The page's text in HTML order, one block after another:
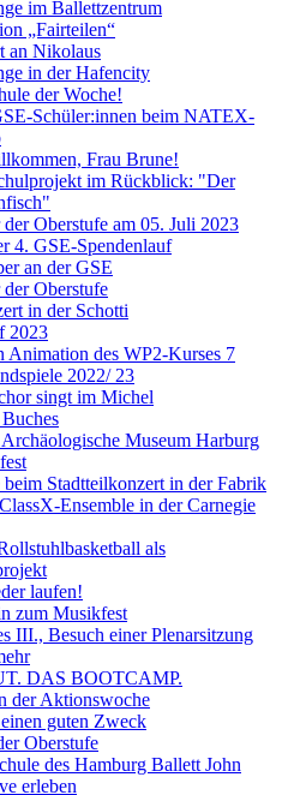
im Ballettzentrum
„Fairteilen“
an Nikolaus
in der Hafencity
der Woche!
Schüler:innen beim NATEX-
Frau Brune!
im Rückblick: "Der
Oberstufe am 05. Juli 2023
4. GSE-Spendenlauf
an der GSE
Oberstufe
in der Schotti
2023
Animation des WP2-Kurses 7
2022/ 23
singt im Michel
Museum Harburg
Stadtteilkonzert in der Fabrik
Ensemble in der Carnegie
als
laufen!
zum Musikfest
III., Besuch einer Plenarsitzung
DAS BOOTCAMP.
der Aktionswoche
guten Zweck
Oberstufe
des Hamburg Ballett John
erleben